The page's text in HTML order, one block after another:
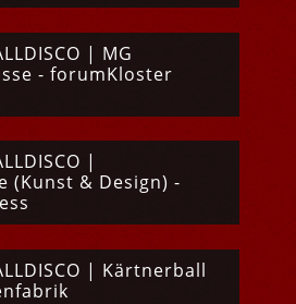
| MG
- forumKloster
|
(Kunst & Design) -
| Kärtnerball